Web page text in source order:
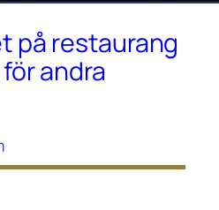
på restaurang
andra